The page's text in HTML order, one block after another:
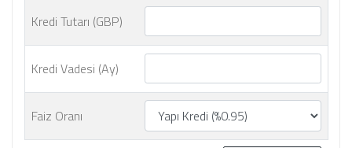
Kredi Tutarı (GBP)
Kredi Vadesi (Ay)
Faiz Oranı